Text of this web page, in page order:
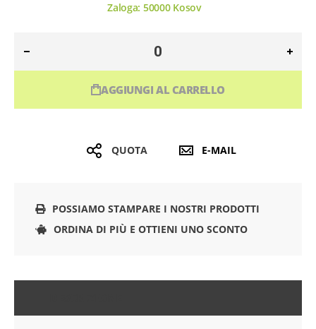
Zaloga: 50000Kosov
AGGIUNGI AL CARRELLO
QUOTA E-MAIL
POSSIAMO STAMPARE I NOSTRI PRODOTTI
ORDINA DI PIÙ E OTTIENI UNO SCONTO